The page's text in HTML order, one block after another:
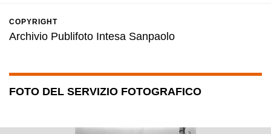
COPYRIGHT
Archivio Publifoto Intesa Sanpaolo
FOTO DEL SERVIZIO FOTOGRAFICO